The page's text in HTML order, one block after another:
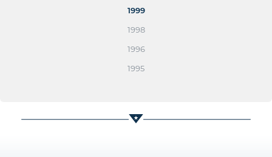
1999
1998
1996
1995